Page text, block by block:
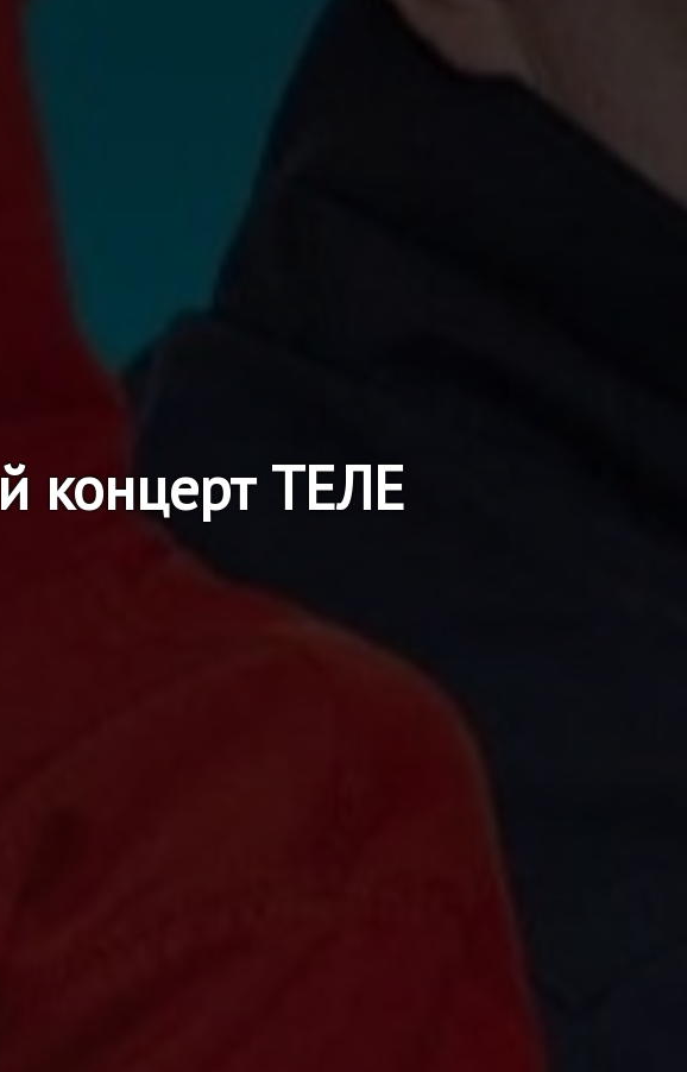
концерт ТЕЛЕ